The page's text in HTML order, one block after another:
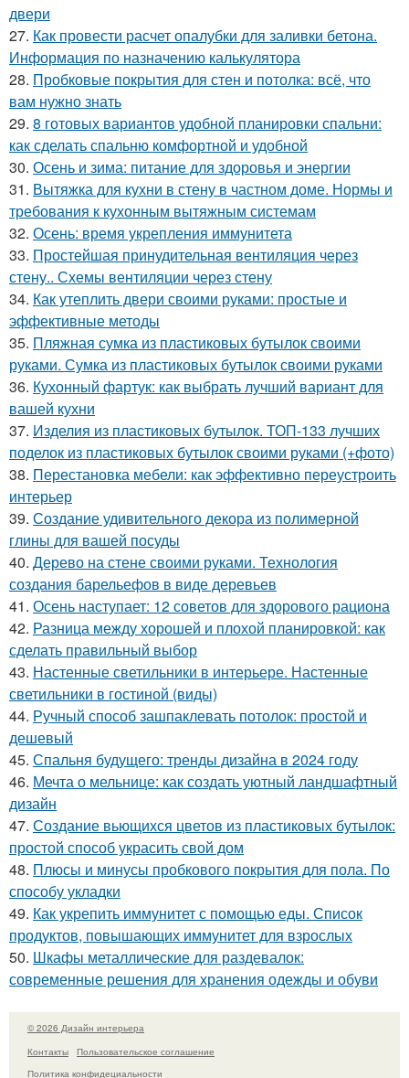
двери
27. Как провести расчет опалубки для заливки бетона.
Информация по назначению калькулятора
28. Пробковые покрытия для стен и потолка: всё, что
вам нужно знать
29. 8 готовых вариантов удобной планировки спальни:
как сделать спальню комфортной и удобной
30. Осень и зима: питание для здоровья и энергии
31. Вытяжка для кухни в стену в частном доме. Нормы и
требования к кухонным вытяжным системам
32. Осень: время укрепления иммунитета
33. Простейшая принудительная вентиляция через
стену.. Схемы вентиляции через стену
34. Как утеплить двери своими руками: простые и
эффективные методы
35. Пляжная сумка из пластиковых бутылок своими
руками. Сумка из пластиковых бутылок своими руками
36. Кухонный фартук: как выбрать лучший вариант для
вашей кухни
37. Изделия из пластиковых бутылок. ТОП-133 лучших
поделок из пластиковых бутылок своими руками (+фото)
38. Перестановка мебели: как эффективно переустроить
интерьер
39. Создание удивительного декора из полимерной
глины для вашей посуды
40. Дерево на стене своими руками. Технология
создания барельефов в виде деревьев
41. Осень наступает: 12 советов для здорового рациона
42. Разница между хорошей и плохой планировкой: как
сделать правильный выбор
43. Настенные светильники в интерьере. Настенные
светильники в гостиной (виды)
44. Ручный способ зашпаклевать потолок: простой и
дешевый
45. Спальня будущего: тренды дизайна в 2024 году
46. Мечта о мельнице: как создать уютный ландшафтный
дизайн
47. Создание вьющихся цветов из пластиковых бутылок:
простой способ украсить свой дом
48. Плюсы и минусы пробкового покрытия для пола. По
способу укладки
49. Как укрепить иммунитет с помощью еды. Список
продуктов, повышающих иммунитет для взрослых
50. Шкафы металлические для раздевалок:
современные решения для хранения одежды и обуви
© 2026 Дизайн интерьера
Контакты
Пользовательское соглашение
Политика конфидециальности